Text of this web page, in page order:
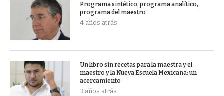
Programa sintético, programa analítico,
programa del maestro
4 años atrás
Un libro sin recetas para la maestra y el
maestro y la Nueva Escuela Mexicana: un
acercamiento
3 años atrás